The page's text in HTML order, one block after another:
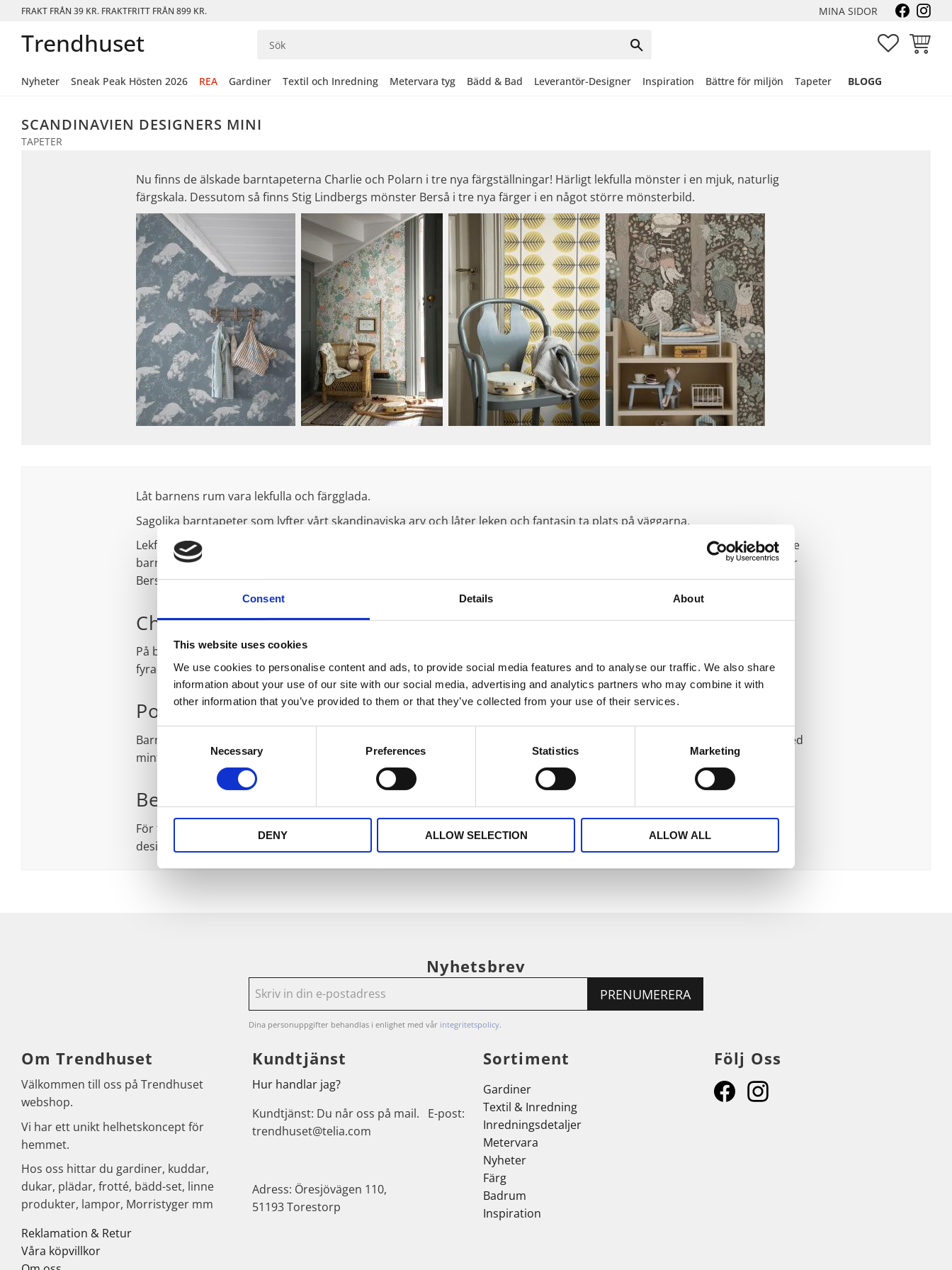
Consent Details About
This website uses cookies
We use cookies to personalise content and ads, to provide social media features and to analyse our traffic. We also share
information about your use of our site with our social media, advertising and analytics partners who may combine it with
other information that you’ve provided to them or that they’ve collected from your use of their services.
Necessary Preferences Statistics Marketing
DENY ALLOW SELECTION ALLOW ALL
FRAKT FRÅN 39 KR. FRAKTFRITT FRÅN 899 KR. MINA SIDOR
Trendhuset FAVORITER
Nyheter Sneak Peak Hösten 2026 REA Gardiner Textil och Inredning Metervara tyg Bädd & Bad Leverantör-Designer Inspiration Bättre för miljön Tapeter BLOGG
SCANDINAVIEN DESIGNERS MINI
TAPETER
Nu finns de älskade barntapeterna Charlie och Polarn i tre nya färgställningar! Härligt lekfulla mönster i en mjuk, naturlig
färgskala. Dessutom så finns Stig Lindbergs mönster Berså i tre nya färger i en något större mönsterbild.
Låt barnens rum vara lekfulla och färgglada.
Sagolika barntapeter som lyfter vårt skandinaviska arv och låter leken och fantasin ta plats på väggarna.
Lekfull nostalgi och charmiga, samtida sagofigurer i en mild färgskala, influerad av naturen och vårt nordiska ljus. De älskade
barntapeterna Charlie och Polarn har uppdaterats i flera nya, vackra färgställningar. Här finns också Stig Lindbergs klassiker
Berså i gröna, gula och grå toner.
Charlie
På barntapeten Charlie leker ystra små ekorrar i en sagolik skog. Härlig färgglädje och detaljrikedom för barnummet! Finns i
fyra färgställningar. Design: Amanda Nordblad, Boråstapeters Designstudio.
Polarn
Barntapeten Polarns charmiga isbjörnar simmar kors och tvärs. Trygga kompisar som aldrig verkar vilja sluta leka! Finns med
mintgrön eller blågrå botten. Design: Helene Ekblom, Boråstapeters Designstudio.
Berså II STIG LINDBERG
För tapeten Berså II har vi varsamt anpassat Stig Lindbergs älskade mönster Berså till en större, mer lekfull skala. En tidlös
designklassiker som trycks i tre härliga färgställningar: grönt, gult och grått, alla på ljus botten.
Nyhetsbrev
PRENUMERERA
Dina personuppgifter behandlas i enlighet med vår integritetspolicy.
Om Trendhuset
Välkommen till oss på Trendhuset
webshop.
Vi har ett unikt helhetskoncept för
hemmet.
Hos oss hittar du gardiner, kuddar,
dukar, plädar, frotté, bädd-set, linne
produkter, lampor, Morristyger mm
Reklamation & Retur
Våra köpvillkor
Kundtjänst
Hur handlar jag?
Kundtjänst: Du når oss på mail. E-post:
trendhuset@telia.com
Adress: Öresjövägen 110,
51193 Torestorp
Sortiment
Gardiner
Textil & Inredning
Inredningsdetaljer
Metervara
Nyheter
Färg
Badrum
Inspiration
Följ Oss